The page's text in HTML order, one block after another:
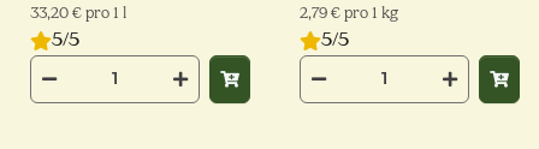
33,20 € pro 1 l
5/5
2,79 € pro 1 kg
5/5